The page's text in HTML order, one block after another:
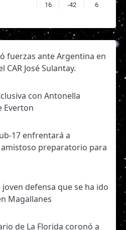
16 -42 6
fuerzas ante Argentina en
José Sulantay.
con Antonella
Everton
17 enfrentará a
preparatorio para
defensa que se ha ido
Magallanes
de La Florida coronó a